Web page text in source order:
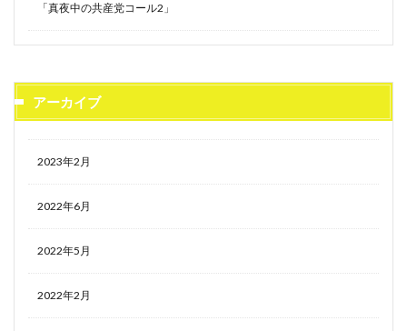
「真夜中の共産党コール2」
アーカイブ
2023年2月
2022年6月
2022年5月
2022年2月